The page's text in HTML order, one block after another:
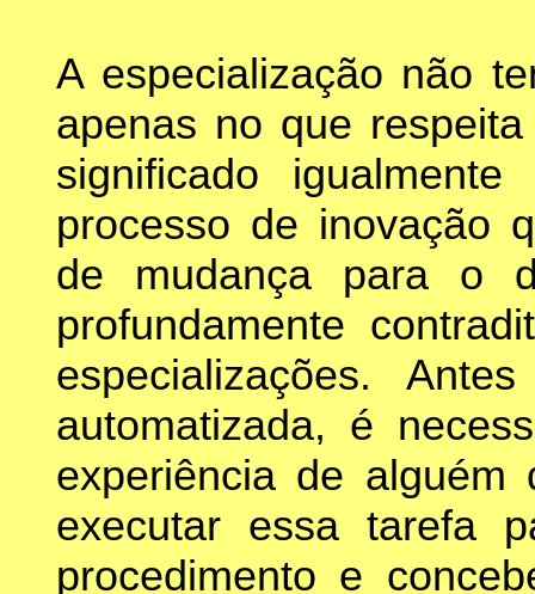
A especialização não
apenas no que
significado
processo de inovação
de mudança para o
profundamente
especializações.
automatizada, é
experiência de alguém
executar essa tarefa
procedimento e